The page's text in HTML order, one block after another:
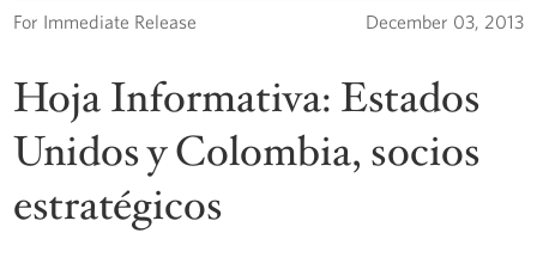
For Immediate Release December 03, 2013
Hoja Informativa: Estados
Unidos y Colombia, socios
estratégicos